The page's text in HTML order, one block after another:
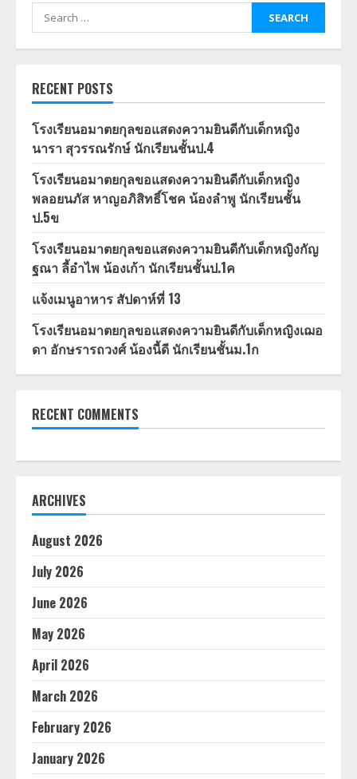
Search
for:
RECENT POSTS
โรงเรียนอมาตยกุลขอแสดงความยินดีกับเด็กหญิง
นารา สุวรรณรักษ์ นักเรียนชั้นป.4
โรงเรียนอมาตยกุลขอแสดงความยินดีกับเด็กหญิง
พลอยนภัส หาญอภิสิทธิ์โชค น้องลำพู นักเรียนชั้น
ป.5ข
โรงเรียนอมาตยกุลขอแสดงความยินดีกับเด็กหญิงกัญ
ฐณา ลี้อำไพ น้องเก้า นักเรียนชั้นป.1ค
แจ้งเมนูอาหาร สัปดาห์ที่ 13
โรงเรียนอมาตยกุลขอแสดงความยินดีกับเด็กหญิงเฌอ
ดา อักษรารถวงศ์ น้องนี้ดี นักเรียนชั้นม.1ก
RECENT COMMENTS
ARCHIVES
August 2026
July 2026
June 2026
May 2026
April 2026
March 2026
February 2026
January 2026